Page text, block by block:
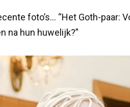
foto’s… “Het Goth-paar:
na hun huwelijk?”